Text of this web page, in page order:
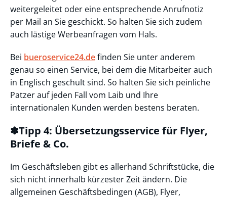
weitergeleitet oder eine entsprechende Anrufnotiz
per Mail an Sie geschickt. So halten Sie sich zudem
auch lästige Werbeanfragen vom Hals.
Bei bueroservice24.definden Sie unter anderem
genau so einen Service, bei dem die Mitarbeiter auch
in Englisch geschult sind. So halten Sie sich peinliche
Patzer auf jeden Fall vom Laib und Ihre
internationalen Kunden werden bestens beraten.
✽Tipp 4: Übersetzungsservice für Flyer,
Briefe & Co.
Im Geschäftsleben gibt es allerhand Schriftstücke, die
sich nicht innerhalb kürzester Zeit ändern. Die
allgemeinen Geschäftsbedingen (AGB), Flyer,